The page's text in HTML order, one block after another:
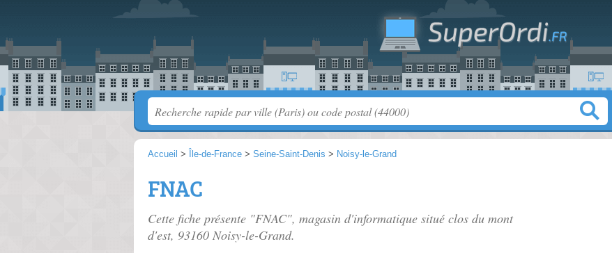
Accueil > Île-de-France > Seine-Saint-Denis > Noisy-le-Grand
FNAC
Cette fiche présente "FNAC", magasin d'informatique situé clos du mont
d'est, 93160 Noisy-le-Grand.